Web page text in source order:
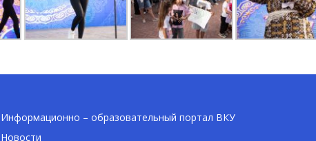
Информационно – образовательный портал ВКУ
Новости